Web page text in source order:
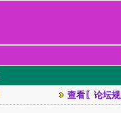
查看〖论坛规